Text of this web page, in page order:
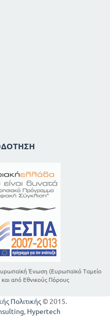
Ένωση (Ευρωπαϊκό Ταμείο
από Εθνικούς Πόρους
Πολιτικής © 2015.
, Hypertech